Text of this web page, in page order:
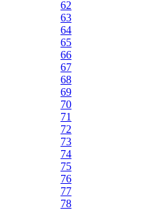
62
63
64
65
66
67
68
69
70
71
72
73
74
75
76
77
78